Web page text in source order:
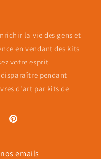
la vie des gens et
en vendant des kits
votre esprit
pendant
d'art par kits de
Pinterest
emails